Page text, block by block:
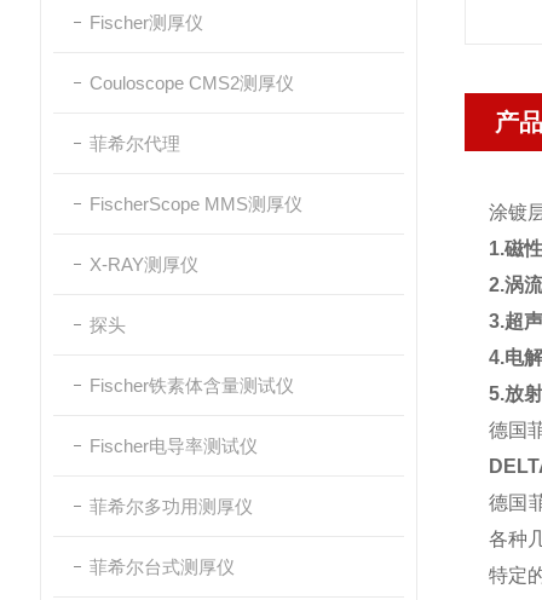
Fischer测厚仪
Couloscope CMS2测厚仪
菲希尔代理
FischerScope MMS测厚仪
X-RAY测厚仪
探头
Fischer铁素体含量测试仪
Fischer电导率测试仪
菲希尔多功用测厚仪
菲希尔台式测厚仪
产
涂镀
1.磁
2.涡
3.超
4.电
5.放
德国
德国
各种
特定